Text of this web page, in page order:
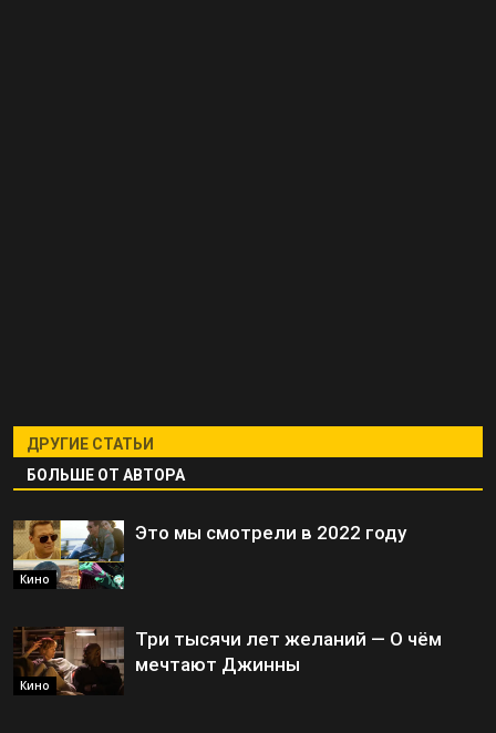
ДРУГИЕ СТАТЬИ
БОЛЬШЕ ОТ АВТОРА
Кино
Это мы смотрели в 2022 году
Кино
Три тысячи лет желаний — О чём
мечтают Джинны